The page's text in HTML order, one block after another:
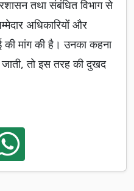
तथा संबंधित विभाग से
अधिकारियों और
की मांग की है। उनका कहना
तो इस तरह की दुखद